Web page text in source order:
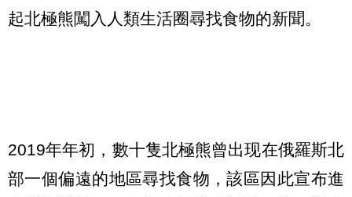
起北極熊闖入人類生活圈尋找食物的新聞。
2019年年初，數十隻北極熊曾出现在俄羅斯北
部一個偏遠的地區尋找食物，該區因此宣布進